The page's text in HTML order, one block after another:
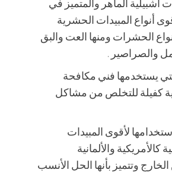
الماهر والمتميز في
أنواع المبيدات الحشرية
الحشرات ومنها العت والبق
والصراصير .
يستخدمها فني مكافحة
كفيلة للتخلص من مشاكل
لأقوى المبيدات
كالأمريكية والألمانية
وتتميز بأنها الحل الأنسب